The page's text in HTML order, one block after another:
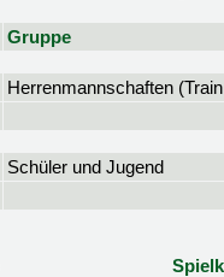
Gruppe
Herrenmannschaften
Schüler und Jugend